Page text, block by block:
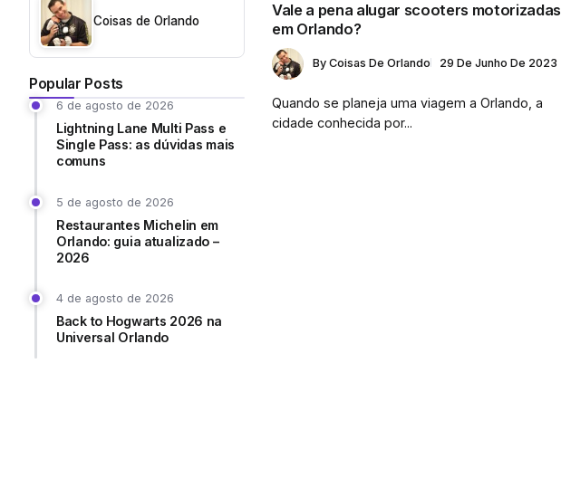
Coisas de Orlando
Popular Posts
6 de agosto de 2026
Lightning Lane Multi Pass e
Single Pass: as dúvidas mais
comuns
5 de agosto de 2026
Restaurantes Michelin em
Orlando: guia atualizado –
2026
4 de agosto de 2026
Back to Hogwarts 2026 na
Universal Orlando
Vale a pena alugar scooters motorizadas
em Orlando?
By Coisas De Orlando 29 De Junho De 2023
Quando se planeja uma viagem a Orlando, a
cidade conhecida por...